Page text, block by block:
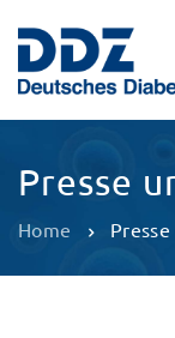
Presse
Home